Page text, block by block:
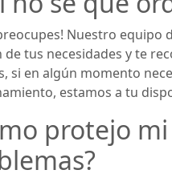
Nuestro equipo
tus necesidades y te
si en algún momento
estamos a tu
protejo